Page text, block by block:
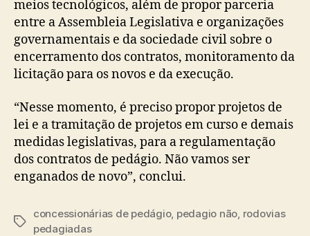
meios tecnológicos, além de propor parceria
entre a Assembleia Legislativa e organizações
governamentais e da sociedade civil sobre o
encerramento dos contratos, monitoramento da
licitação para os novos e da execução.
“Nesse momento, é preciso propor projetos de
lei e a tramitação de projetos em curso e demais
medidas legislativas, para a regulamentação
dos contratos de pedágio. Não vamos ser
enganados de novo”, conclui.
Tags
concessionárias de pedágio, pedagio não, rodovias
pedagiadas